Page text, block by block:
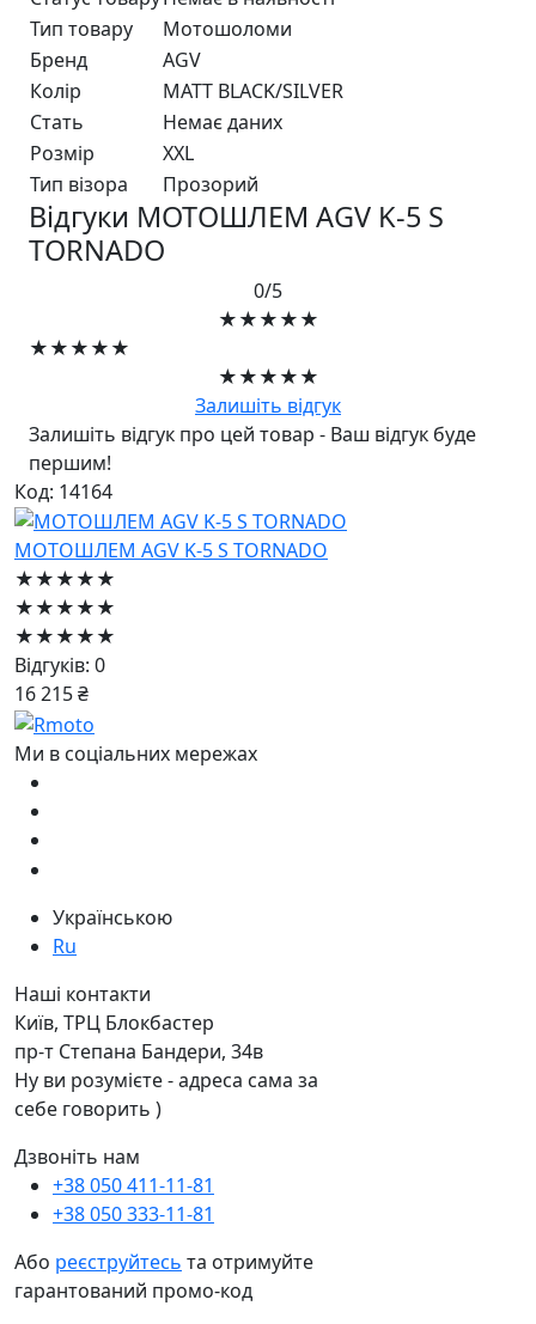
Тип товару
Мотошоломи
Бренд
AGV
Колір
MATT BLACK/SILVER
Стать
Немає даних
Розмір
XXL
Тип візора
Прозорий
Відгуки МОТОШЛЕМ AGV K-5 S
TORNADO
0/5
★★★★★
★★★★★
★★★★★
Залишіть відгук
Залишіть відгук про цей товар - Ваш відгук буде
першим!
Код: 14164
МОТОШЛЕМ AGV K-5 S TORNADO
★★★★★
★★★★★
★★★★★
Відгуків: 0
16 215 ₴
Ми в соціальних мережах
Українською
Ru
Наші контакти
Київ, ТРЦ Блокбастер
пр-т Степана Бандери, 34в
Ну ви розумієте - адреса сама за
себе говорить )
Дзвоніть нам
+38 050 411-11-81
+38 050 333-11-81
Або реєструйтесь та отримуйте
гарантований промо-код